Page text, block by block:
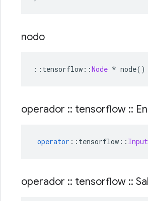
nodo
:: tensorflow ::Node * node()
operador :: tensorflow ::
operator :: tensorflow :: Input
operador :: tensorflow ::